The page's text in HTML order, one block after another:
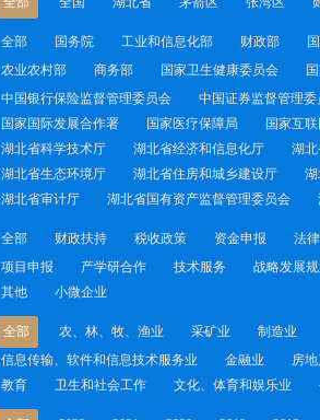
全部 国务院 工业和信息化部 财政部
农业农村部
商务部 国家卫生健康委员会
中国银行保险监督管理委员会
中国证券监督管理委
国家国际发展合作署
国家医疗保障局
国家互
湖北省科学技术厅
湖北省经济和信息化厅
湖
湖北省生态环境厅
湖北省住房和城乡建设厅
湖北省审计厅
湖北省国有资产监督管理委员会
全部 财政扶持 税收政策 资金申报
法
项目申报
产学研合作 技术服务
战略发展
其他
小微企业
全部 农、林、牧、渔业 采矿业
制造业
信息传输、软件和信息技术服务业
金融业
房
教育
卫生和社会工作 文化、体育和娱乐业